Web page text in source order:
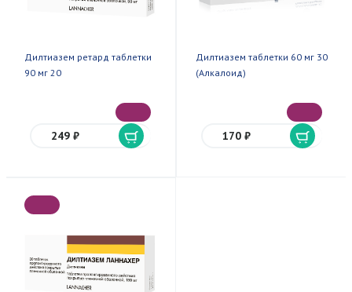
Дилтиазем ретард таблетки
90 мг 20
249 ₽
Дилтиазем таблетки 60 мг 30
(Алкалоид)
170 ₽